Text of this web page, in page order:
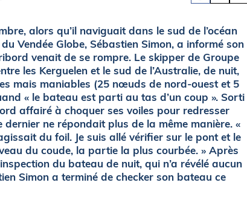
alors qu’il naviguait dans le sud de l’océan
Vendée Globe, Sébastien Simon, a informé son
venait de se rompre. Le skipper de Groupe
les Kerguelen et le sud de l’Australie, de nuit,
mais maniables (25 nœuds de nord-ouest et 5
« le bateau est parti au tas d’un coup ». Sorti
affairé à choquer ses voiles pour redresser
ne répondait plus de la même manière. «
du foil. Je suis allé vérifier sur le pont et le
du coude, la partie la plus courbée. » Après
du bateau de nuit, qui n’a révélé aucun
Simon a terminé de checker son bateau ce